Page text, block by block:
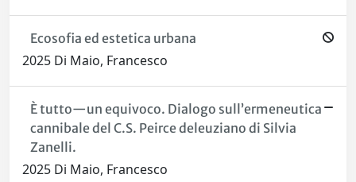
Ecosofia ed estetica urbana
2025 Di Maio, Francesco
È tutto—un equivoco. Dialogo sull’ermeneutica
cannibale del C.S. Peirce deleuziano di Silvia
Zanelli.
2025 Di Maio, Francesco